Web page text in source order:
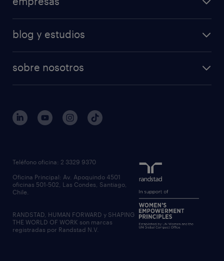
blog y estudios
sobre nosotros
Teléfono oficina: 2 3329 9370
Oficina Principal: Av. Apoquindo 4501
oficinas 501-502, Las Condes, Santiago,
Chile.
RANDSTAD, HUMAN FORWARD y SHAPING
THE WORLD OF WORK son marcas
registradas por Randstad N.V.